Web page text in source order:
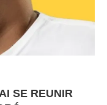
SE REUNIR